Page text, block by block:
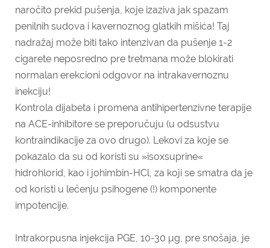
naročito prekid pušenja, koje izaziva jak spazam
penilnih sudova i kavernoznog glatkih mišića! Taj
nadražaj može biti tako intenzivan da pušenje 1-2
cigarete neposredno pre tretmana može blokirati
normalan erekcioni odgovor na intrakavernoznu
inekciju!
Kontrola dijabeta i promena antihipertenzivne terapije
na ACE-inhibitore se preporučuju (u odsustvu
kontraindikacije za ovo drugo). Lekovi za koje se
pokazalo da su od koristi su »isoxsuprine«
hidrohlorid, kao i johimbin-HCl, za koji se smatra da je
od koristi u lečenju psihogene (!) komponente
impotencije.
Intrakorpusna injekcija PGE, 10-30 μg, pre snošaja, je